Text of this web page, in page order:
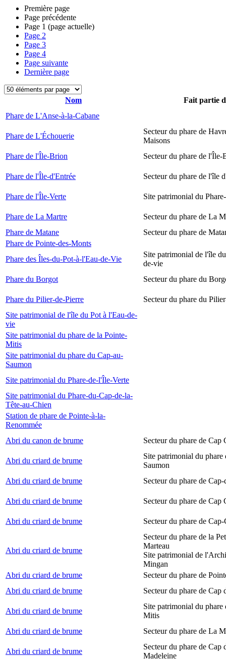
Première page
Page précédente
Page 1 (page actuelle)
Page 2
Page 3
Page 4
Page suivante
Dernière page
Nom
Fait partie
Phare de L'Anse-à-la-Cabane
Phare de L'Échouerie
Secteur du phare de
Maisons
Phare de l'Île-Brion
Secteur du phare de l'Île-
Phare de l'Île-d'Entrée Secteur du phare de l'île
Phare de l'Île-Verte Site patrimonial du
Phare de La Martre
Secteur du phare de La
Phare de Matane
Secteur du phare de
Phare de Pointe-des-Monts
Phare des Îles-du-Pot-à-l'Eau-de-Vie
Site patrimonial de l'île
de-vie
Phare du Borgot
Secteur du phare du
Phare du Pilier-de-Pierre
Secteur du phare du
Site patrimonial de l'île du Pot à l'Eau-de-
vie
Site patrimonial du phare de la Pointe-
Mitis
Site patrimonial du phare du Cap-au-
Saumon
Site patrimonial du Phare-de-l'Île-Verte
Site patrimonial du Phare-du-Cap-de-la-
Tête-au-Chien
Station de phare de Pointe-à-la-
Renommée
Abri du canon de brume
Secteur du phare de Cap
Abri du criard de brume
Site patrimonial du phare
Saumon
Abri du criard de brume
Secteur du phare de Cap-
Abri du criard de brume Secteur du phare de Cap
Abri du criard de brume Secteur du phare de Cap-
Abri du criard de brume
Secteur du phare de la
Marteau
Site patrimonial de
Mingan
Abri du criard de brume
Secteur du phare de
Abri du criard de brume
Secteur du phare de Cap
Abri du criard de brume
Site patrimonial du phare
Mitis
Abri du criard de brume
Secteur du phare de La
Abri du criard de brume
Secteur du phare de Cap
Madeleine